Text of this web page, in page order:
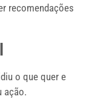
recomendações
o que quer e
ação.